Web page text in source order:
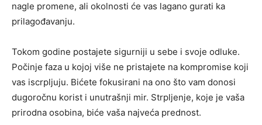
nagle promene, ali okolnosti će vas lagano gurati ka
prilagođavanju.
Tokom godine postajete sigurniji u sebe i svoje odluke.
Počinje faza u kojoj više ne pristajete na kompromise koji
vas iscrpljuju. Bićete fokusirani na ono što vam donosi
dugoročnu korist i unutrašnji mir. Strpljenje, koje je vaša
prirodna osobina, biće vaša najveća prednost.